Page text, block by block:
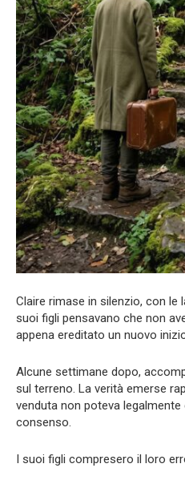
Claire rimase in silenzio, con le
suoi figli pensavano che non
appena ereditato un nuovo
Alcune settimane dopo,
sul terreno. La verità emerse
venduta non poteva
consenso.
I suoi figli compresero il loro